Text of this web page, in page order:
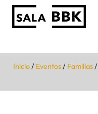
Inicio/ Eventos/ Familias/